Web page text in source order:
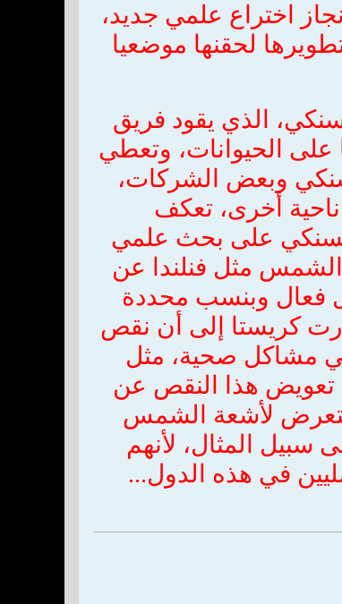
اختراع علمي جديد،
لحقنها موضعيا
الذي يقود فريق
الحيوانات، وتعطي
وبعض الشركات،
أخرى، تعكف
هلسنكي على بحث علمي
الشمس مثل فنلندا عن
فعال وبنسب محددة
كريستا إلى أن نقص
في مشاكل صحية، مثل
هذا النقص عن
لأشعة الشمس
المثال، لأنهم
في هذه الدول...